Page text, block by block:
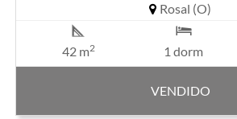
Rosal (O)
42 m2 1 dorm
VENDIDO